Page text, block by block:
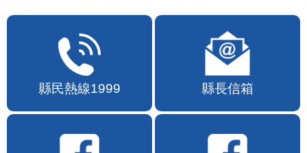
縣民熱線1999 縣長信箱